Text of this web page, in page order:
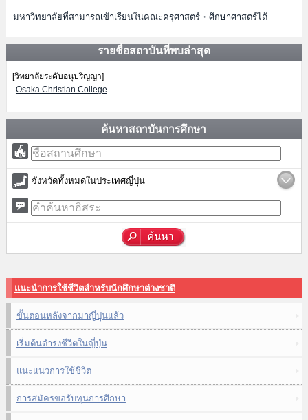
มหาวิทยาลัยที่สามารถเข้าเรียนในคณะครุศาสตร์・ศึกษาศาสตร์ได้
รายชื่อสถาบันที่พบล่าสุด
[วิทยาลัยระดับอนุปริญญา]
Osaka Christian College
ค้นหาสถาบันการศึกษา
จังหวัดทั้งหมดในประเทศญี่ปุ่น
แนะนำการใช้ชีวิตสำหรับนักศึกษาต่างชาติ
ขั้นตอนหลังจากมาญี่ปุ่นแล้ว
เริ่มต้นดำรงชีวิตในญี่ปุ่น
แนะแนวการใช้ชีวิต
การสมัครขอรับทุนการศึกษา